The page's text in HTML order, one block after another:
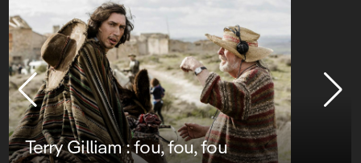
Terry Gilliam : fou, fou, fou